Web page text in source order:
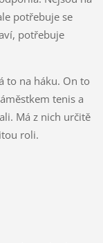
potřebuje se
potřebuje
to na háku. On to
tenis a
Má z nich určitě
roli.